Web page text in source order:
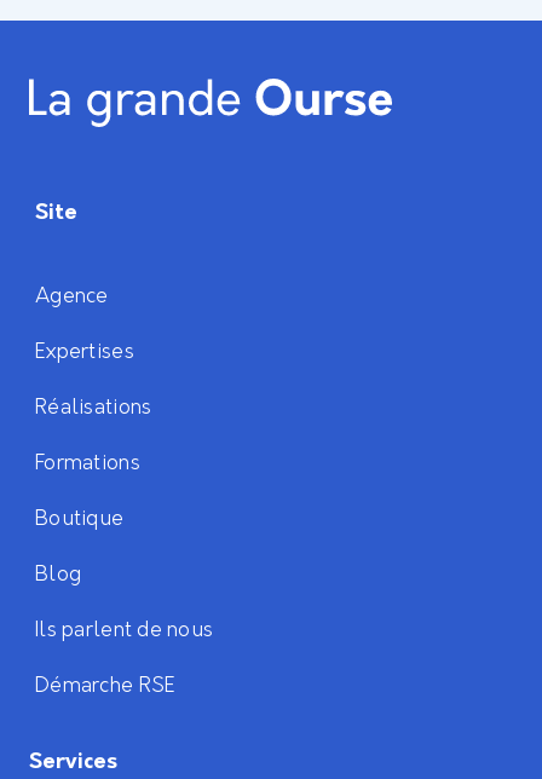
Site
Agence
Expertises
Réalisations
Formations
Boutique
Blog
Ils parlent de nous
Démarche RSE
Services